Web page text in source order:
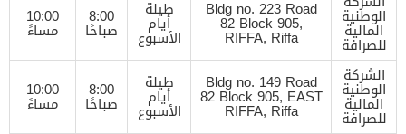
الوطنية
المالية
للصرافة
Bldg no. 223 Road
82 Block 905,
RIFFA, Riffa
طيلة
أيام
الأسبوع
8:00
صباحًا
10:00
مساءً
الشركة
الوطنية
المالية
للصرافة
Bldg no. 149 Road
82 Block 905, EAST
RIFFA, Riffa
طيلة
أيام
الأسبوع
8:00
صباحًا
10:00
مساءً